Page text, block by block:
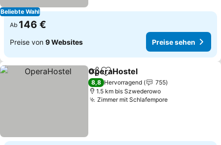
Beliebte Wahl
Ab 146 €
Preise von 9 Websites Preise sehen
TeilenZu Favoriten hinzufügen
OperaHostel
8,8 Hervorragend
755
1.5 km bis Szwederowo
Zimmer mit SchlafemporePreise sehen